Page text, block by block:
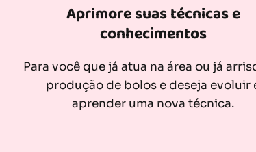
Aprimore suas técnicas e
conhecimentos
Para você que já atua na área ou já
produção de bolos e deseja evoluir
aprender uma nova técnica.